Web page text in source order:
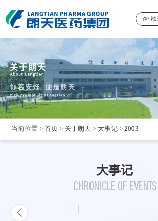
企业
当前位置 > 首页 > 关于朗天 > 大事记 >2003
大事记
CHRONICLE OF EVENTS